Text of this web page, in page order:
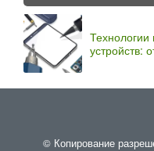
устройств:
© Копирование